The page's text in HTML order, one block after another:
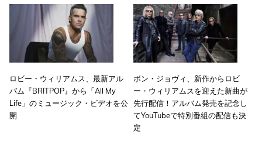
ロビー・ウィリアムス、最新アル
バム『BRITPOP』から「All My
Life」のミュージック・ビデオを公
開
ボン・ジョヴィ、新作からロビ
ー・ウィリアムスを迎えた新曲が
先行配信！アルバム発売を記念し
てYouTubeで特別番組の配信も決
定